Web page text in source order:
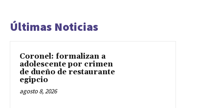
Últimas Noticias
Coronel: formalizan a
adolescente por crimen
de dueño de restaurante
egipcio
agosto 8, 2026